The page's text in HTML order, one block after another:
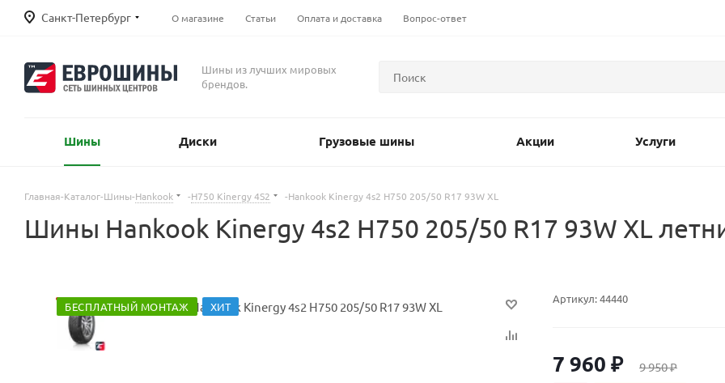
Санкт-Петербург О магазине Статьи Оплата и доставка Вопрос-ответ
Шины из лучших мировых
брендов.
Шины Диски Грузовые шины Акции Услуги
Главная-Каталог-Шины-Hankook -H750 Kinergy 4S2 -Hankook Kinergy 4s2 H750 205/50 R17 93W XL
Шины Hankook Kinergy 4s2 H750 205/50 R17 93W XL
БЕСПЛАТНЫЙ МОНТАЖ ХИТ
Артикул:44440
7 960 ₽ 9 950₽